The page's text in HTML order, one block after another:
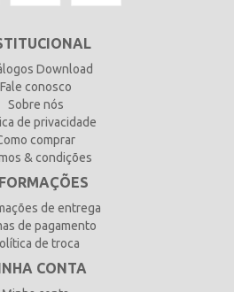
Download
Fale conosco
Sobre nós
de privacidade
comprar
& condições
de entrega
de pagamento
de troca
CONTA